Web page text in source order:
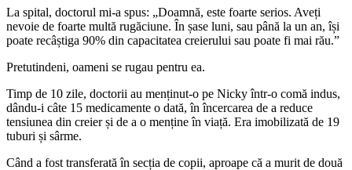
La spital, doctorul mi-a spus: „Doamnă, este foarte serios. Aveți
nevoie de foarte multă rugăciune. În șase luni, sau până la un an, își
poate recâștiga 90% din capacitatea creierului sau poate fi mai rău.”
Pretutindeni, oameni se rugau pentru ea.
Timp de 10 zile, doctorii au menținut-o pe Nicky într-o comă indus,
dându-i câte 15 medicamente o dată, în încercarea de a reduce
tensiunea din creier și de a o menține în viață. Era imobilizată de 19
tuburi și sârme.
Când a fost transferată în secția de copii, aproape că a murit de două